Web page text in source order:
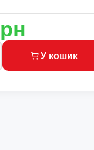
У кошик